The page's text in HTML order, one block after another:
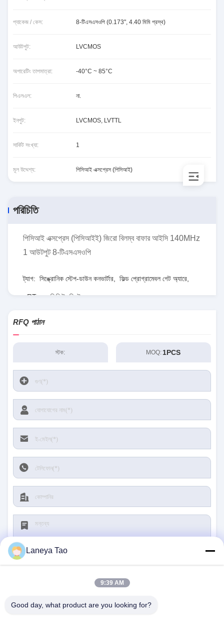
প্যাকেজ / কেস: 8-টিএসএসওপি (0.173", 4.40 মিমি প্রস্থ)
আউটপুট: LVCMOS
অপারেটিং তাপমাত্রা: -40°C ~ 85°C
পিএলএল: না.
ইনপুট: LVCMOS, LVTTL
সার্কিট সংখ্যা: 1
মূল উদ্দেশ্য: পিসিআই এক্সপ্রেস (পিসিআই)
পরিচিতি
পিসিআই এক্সপ্রেস (পিসিআইই) জিরো বিলম্ব বাফার আইসি 140MHz
1 আউটপুট 8-টিএসএসওপি
ট্যাগ: সিঙ্ক্রোনিক স্টেপ-ডাউন কনভার্টার ফিল্ড প্রোগ্রামেবল গেট অ্যারে
RT৮০৭৭জিকিউডব্লিউ
RFQ পাঠান
স্টক: MOQ: 1PCS
জমা দিন
Laneya Tao
9:39 AM
Good day, what product are you looking for?